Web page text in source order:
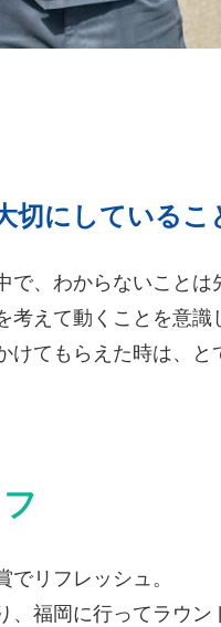
切にしているこ
で、わからないこと
考えて動くことを意
けてもらえた時は、と
リフレッシュ。
、福岡に行ってラウン